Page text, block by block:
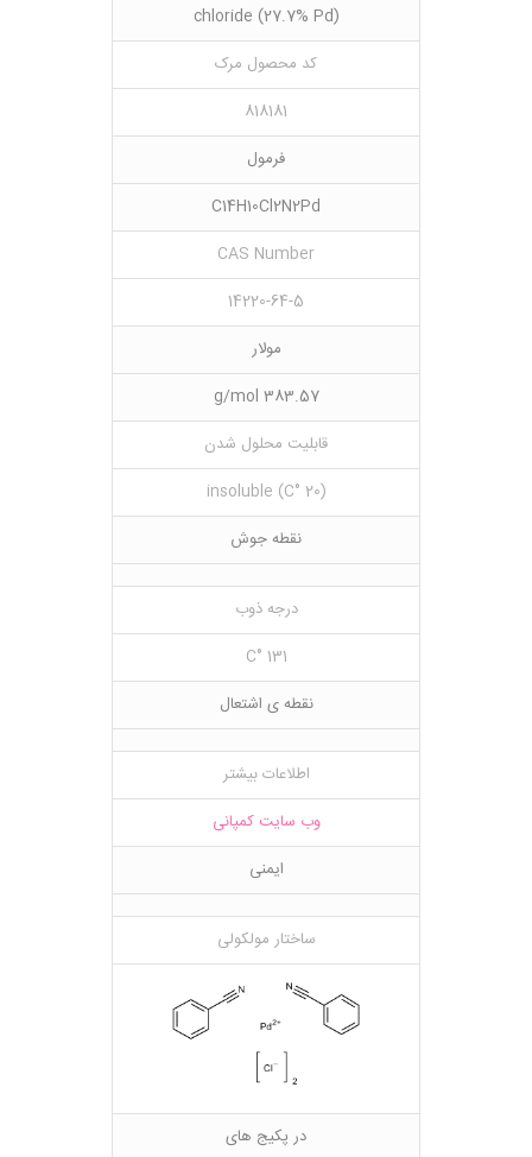
chloride (27.7% Pd)
کد محصول مرک
818181
فرمول
C14H10Cl2N2Pd
CAS Number
14220-64-5
مولار
383.57 g/mol
قابلیت محلول شدن
(20 °C) insoluble
نقطه جوش
درجه ذوب
131 °C
نقطه ی اشتعال
اطلاعات بیشتر
وب سایت کمپانی
ایمنی
ساختار مولکولی
در پکیج های